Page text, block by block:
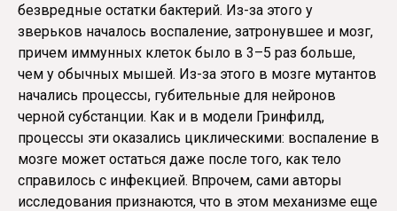
безвредные остатки бактерий. Из-за этого у
зверьков началось воспаление, затронувшее и мозг,
причем иммунных клеток было в 3–5 раз больше,
чем у обычных мышей. Из-за этого в мозге мутантов
начались процессы, губительные для нейронов
черной субстанции. Как и в модели Гринфилд,
процессы эти оказались циклическими: воспаление в
мозге может остаться даже после того, как тело
справилось с инфекцией. Впрочем, сами авторы
исследования признаются, что в этом механизме еще